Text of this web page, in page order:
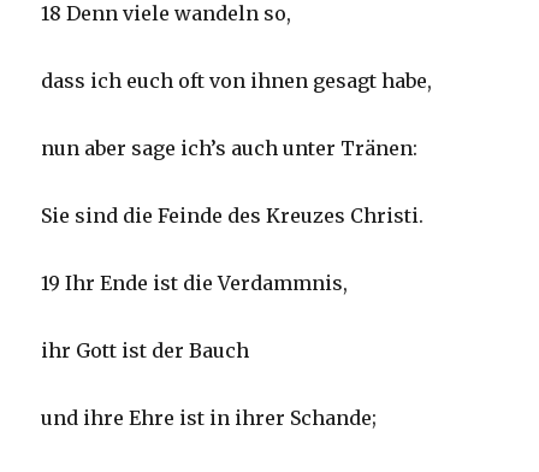
18 Denn viele wandeln so,
dass ich euch oft von ihnen gesagt habe,
nun aber sage ich’s auch unter Tränen:
Sie sind die Feinde des Kreuzes Christi.
19 Ihr Ende ist die Verdammnis,
ihr Gott ist der Bauch
und ihre Ehre ist in ihrer Schande;